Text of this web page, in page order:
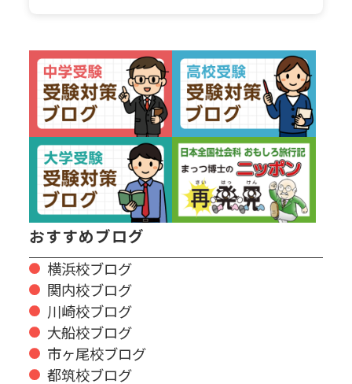
おすすめブログ
横浜校ブログ
関内校ブログ
川崎校ブログ
大船校ブログ
市ヶ尾校ブログ
都筑校ブログ